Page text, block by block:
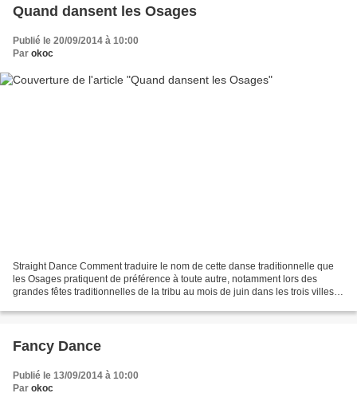
Quand dansent les Osages
Publié le 20/09/2014 à 10:00
Par okoc
Straight Dance Comment traduire le nom de cette danse traditionnelle que
les Osages pratiquent de préférence à toute autre, notamment lors des
grandes fêtes traditionnelles de la tribu au mois de juin dans les trois villes
Fancy Dance
Publié le 13/09/2014 à 10:00
Par okoc